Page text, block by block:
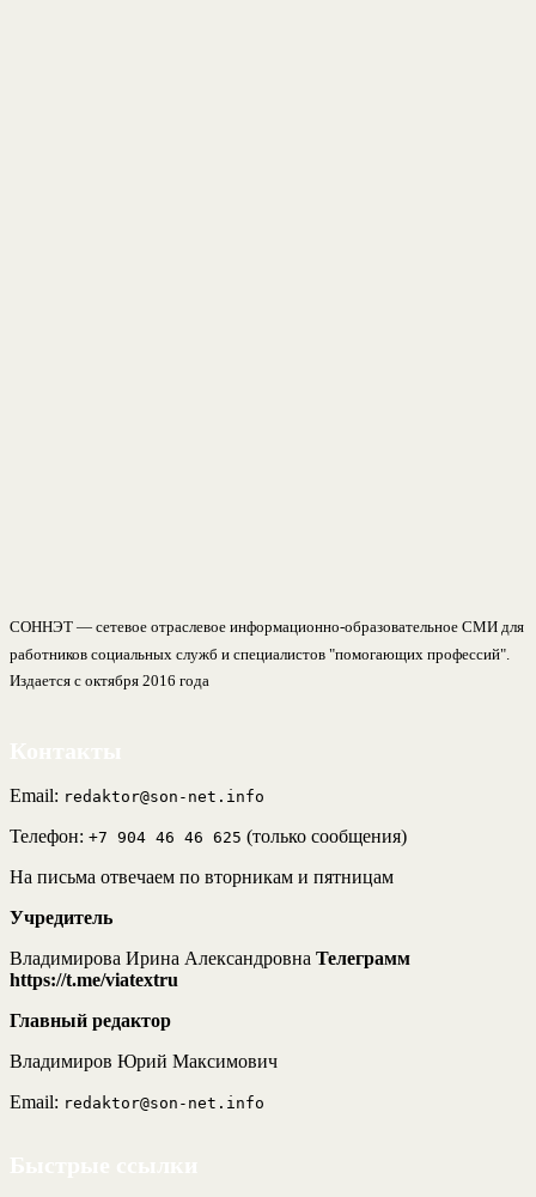
СОННЭТ — сетевое отраслевое информационно-образовательное СМИ для
работников социальных служб и специалистов "помогающих профессий".
Издается с октября 2016 года
Email: redaktor@son-net.info
Телефон: +7 904 46 46 625 (только сообщения)
На письма отвечаем по вторникам и пятницам
Учредитель
Владимирова Ирина Александровна Телеграмм
https://t.me/viatextru
Главный редактор
Владимиров Юрий Максимович
Email: redaktor@son-net.info